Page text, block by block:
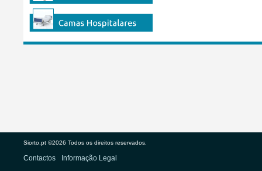
Siorto.pt ©2026 Todos os direitos reservados.
Contactos Informação Legal